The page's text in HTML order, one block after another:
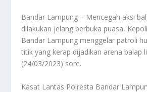
Bandar Lampung – Mencegah aksi
dilakukan jelang berbuka puasa,
Bandar Lampung menggelar patroli
titik yang kerap dijadikan arena balap
(24/03/2023) sore.
Kasat Lantas Polresta Bandar